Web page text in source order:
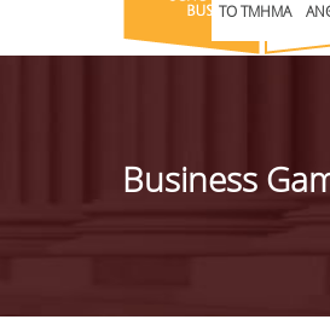
ΤΟ ΤΜΗΜΑ
Business